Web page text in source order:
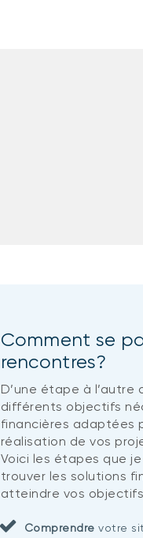
Comment se
rencontres?
D’une étape à l’autre
différents objectifs
financières adaptées
réalisation de vos
Voici les étapes que
trouver les solutions
atteindre vos
Comprendre votre